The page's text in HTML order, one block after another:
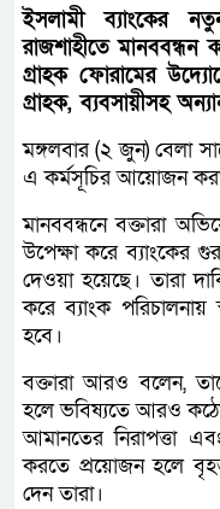
ইসলামী ব্যাংকের
রাজশাহীতে মানববন্ধন
গ্রাহক ফোরামের
গ্রাহক, ব্যবসায়ীসহ
মঙ্গলবার (২ জুন) বেলা
এ কর্মসূচির আয়োজন
মানববন্ধনে বক্তারা
উপেক্ষা করে ব্যাংকের
দেওয়া হয়েছে। তারা
করে ব্যাংক পরিচালনায়
হবে।
বক্তারা আরও বলেন,
হলে ভবিষ্যতে আরও
আমানতের নিরাপত্তা
করতে প্রয়োজন হলে
দেন তারা।